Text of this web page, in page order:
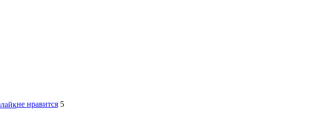
не нравится 5